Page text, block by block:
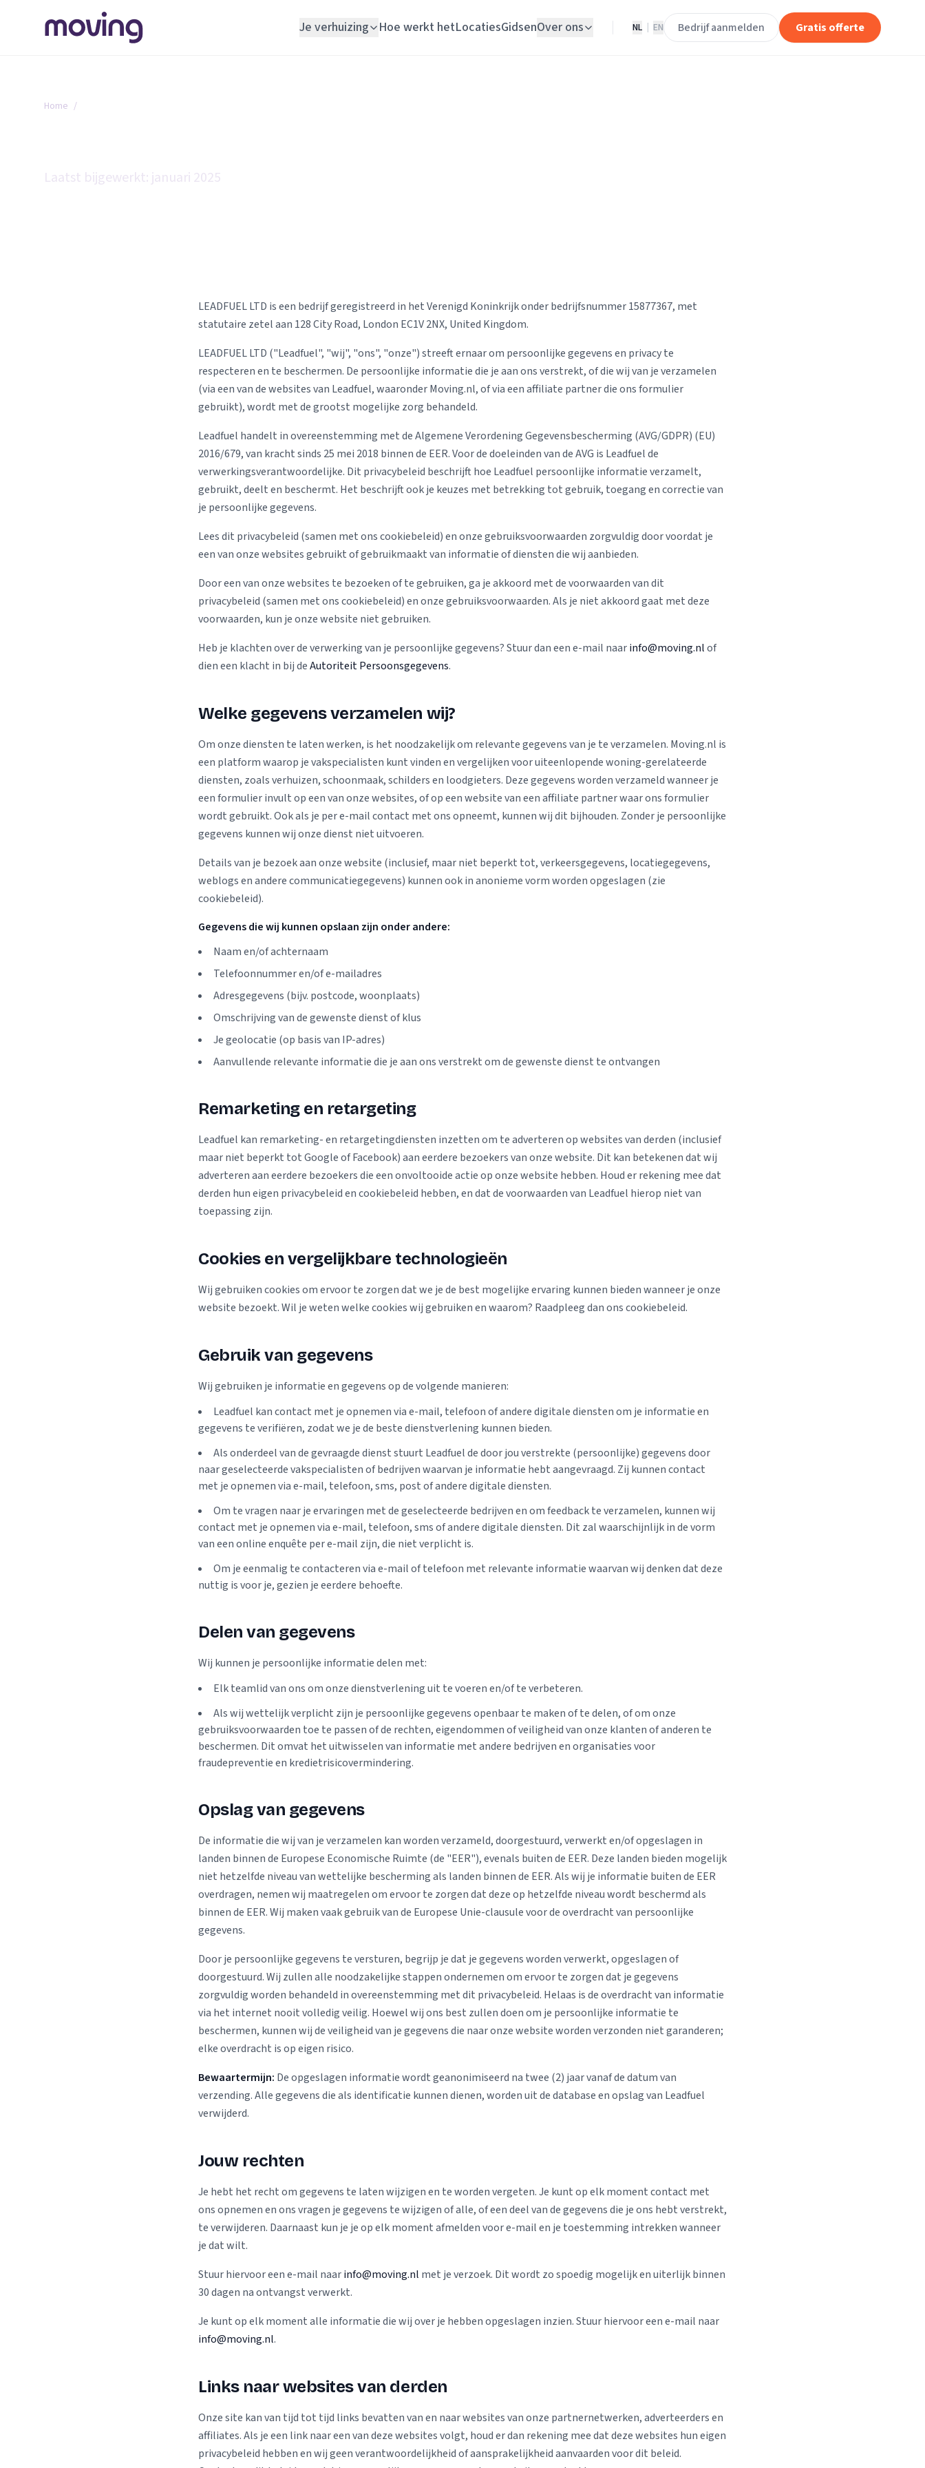
Je verhuizing
Klusjesman
Verhuisplanner
Verhuisvolume berekenen
Hoe werkt hetLocatiesGidsenOver ons NL EN Bedrijf aanmelden Gratis offerte
Home /
Laatst bijgewerkt: januari 2025
LEADFUEL LTD is een bedrijf geregistreerd in het Verenigd Koninkrijk onder bedrijfsnummer 15877367, met
statutaire zetel aan 128 City Road, London EC1V 2NX, United Kingdom.
LEADFUEL LTD ("Leadfuel", "wij", "ons", "onze") streeft ernaar om persoonlijke gegevens en privacy te
respecteren en te beschermen. De persoonlijke informatie die je aan ons verstrekt, of die wij van je verzamelen
(via een van de websites van Leadfuel, waaronder Moving.nl, of via een affiliate partner die ons formulier
gebruikt), wordt met de grootst mogelijke zorg behandeld.
Leadfuel handelt in overeenstemming met de Algemene Verordening Gegevensbescherming (AVG/GDPR) (EU)
2016/679, van kracht sinds 25 mei 2018 binnen de EER. Voor de doeleinden van de AVG is Leadfuel de
verwerkingsverantwoordelijke. Dit privacybeleid beschrijft hoe Leadfuel persoonlijke informatie verzamelt,
gebruikt, deelt en beschermt. Het beschrijft ook je keuzes met betrekking tot gebruik, toegang en correctie van
je persoonlijke gegevens.
Lees dit privacybeleid (samen met ons cookiebeleid) en onze gebruiksvoorwaarden zorgvuldig door voordat je
een van onze websites gebruikt of gebruikmaakt van informatie of diensten die wij aanbieden.
Door een van onze websites te bezoeken of te gebruiken, ga je akkoord met de voorwaarden van dit
privacybeleid (samen met ons cookiebeleid) en onze gebruiksvoorwaarden. Als je niet akkoord gaat met deze
voorwaarden, kun je onze website niet gebruiken.
Heb je klachten over de verwerking van je persoonlijke gegevens? Stuur dan een e-mail naarinfo@moving.nlof
dien een klacht in bij deAutoriteit Persoonsgegevens.
Welke gegevens verzamelen wij?
Om onze diensten te laten werken, is het noodzakelijk om relevante gegevens van je te verzamelen. Moving.nl is
een platform waarop je vakspecialisten kunt vinden en vergelijken voor uiteenlopende woning-gerelateerde
diensten, zoals verhuizen, schoonmaak, schilders en loodgieters. Deze gegevens worden verzameld wanneer je
een formulier invult op een van onze websites, of op een website van een affiliate partner waar ons formulier
wordt gebruikt. Ook als je per e-mail contact met ons opneemt, kunnen wij dit bijhouden. Zonder je persoonlijke
gegevens kunnen wij onze dienst niet uitvoeren.
Details van je bezoek aan onze website (inclusief, maar niet beperkt tot, verkeersgegevens, locatiegegevens,
weblogs en andere communicatiegegevens) kunnen ook in anonieme vorm worden opgeslagen (zie
cookiebeleid).
Gegevens die wij kunnen opslaan zijn onder andere:
Naam en/of achternaam
Telefoonnummer en/of e-mailadres
Adresgegevens (bijv. postcode, woonplaats)
Omschrijving van de gewenste dienst of klus
Je geolocatie (op basis van IP-adres)
Aanvullende relevante informatie die je aan ons verstrekt om de gewenste dienst te ontvangen
Remarketing en retargeting
Leadfuel kan remarketing- en retargetingdiensten inzetten om te adverteren op websites van derden (inclusief
maar niet beperkt tot Google of Facebook) aan eerdere bezoekers van onze website. Dit kan betekenen dat wij
adverteren aan eerdere bezoekers die een onvoltooide actie op onze website hebben. Houd er rekening mee dat
derden hun eigen privacybeleid en cookiebeleid hebben, en dat de voorwaarden van Leadfuel hierop niet van
toepassing zijn.
Cookies en vergelijkbare technologieën
Wij gebruiken cookies om ervoor te zorgen dat we je de best mogelijke ervaring kunnen bieden wanneer je onze
website bezoekt. Wil je weten welke cookies wij gebruiken en waarom? Raadpleeg dan ons cookiebeleid.
Gebruik van gegevens
Wij gebruiken je informatie en gegevens op de volgende manieren:
Leadfuel kan contact met je opnemen via e-mail, telefoon of andere digitale diensten om je informatie en
gegevens te verifiëren, zodat we je de beste dienstverlening kunnen bieden.
Als onderdeel van de gevraagde dienst stuurt Leadfuel de door jou verstrekte (persoonlijke) gegevens door
naar geselecteerde vakspecialisten of bedrijven waarvan je informatie hebt aangevraagd. Zij kunnen contact
met je opnemen via e-mail, telefoon, sms, post of andere digitale diensten.
Om te vragen naar je ervaringen met de geselecteerde bedrijven en om feedback te verzamelen, kunnen wij
contact met je opnemen via e-mail, telefoon, sms of andere digitale diensten. Dit zal waarschijnlijk in de vorm
van een online enquête per e-mail zijn, die niet verplicht is.
Om je eenmalig te contacteren via e-mail of telefoon met relevante informatie waarvan wij denken dat deze
nuttig is voor je, gezien je eerdere behoefte.
Delen van gegevens
Wij kunnen je persoonlijke informatie delen met:
Elk teamlid van ons om onze dienstverlening uit te voeren en/of te verbeteren.
Als wij wettelijk verplicht zijn je persoonlijke gegevens openbaar te maken of te delen, of om onze
gebruiksvoorwaarden toe te passen of de rechten, eigendommen of veiligheid van onze klanten of anderen te
beschermen. Dit omvat het uitwisselen van informatie met andere bedrijven en organisaties voor
fraudepreventie en kredietrisicovermindering.
Opslag van gegevens
De informatie die wij van je verzamelen kan worden verzameld, doorgestuurd, verwerkt en/of opgeslagen in
landen binnen de Europese Economische Ruimte (de "EER"), evenals buiten de EER. Deze landen bieden mogelijk
niet hetzelfde niveau van wettelijke bescherming als landen binnen de EER. Als wij je informatie buiten de EER
overdragen, nemen wij maatregelen om ervoor te zorgen dat deze op hetzelfde niveau wordt beschermd als
binnen de EER. Wij maken vaak gebruik van de Europese Unie-clausule voor de overdracht van persoonlijke
gegevens.
Door je persoonlijke gegevens te versturen, begrijp je dat je gegevens worden verwerkt, opgeslagen of
doorgestuurd. Wij zullen alle noodzakelijke stappen ondernemen om ervoor te zorgen dat je gegevens
zorgvuldig worden behandeld in overeenstemming met dit privacybeleid. Helaas is de overdracht van informatie
via het internet nooit volledig veilig. Hoewel wij ons best zullen doen om je persoonlijke informatie te
beschermen, kunnen wij de veiligheid van je gegevens die naar onze website worden verzonden niet garanderen;
elke overdracht is op eigen risico.
Bewaartermijn: De opgeslagen informatie wordt geanonimiseerd na twee (2) jaar vanaf de datum van
verzending. Alle gegevens die als identificatie kunnen dienen, worden uit de database en opslag van Leadfuel
verwijderd.
Jouw rechten
Je hebt het recht om gegevens te laten wijzigen en te worden vergeten. Je kunt op elk moment contact met
ons opnemen en ons vragen je gegevens te wijzigen of alle, of een deel van de gegevens die je ons hebt verstrekt,
te verwijderen. Daarnaast kun je je op elk moment afmelden voor e-mail en je toestemming intrekken wanneer
je dat wilt.
Stuur hiervoor een e-mail naarinfo@moving.nl met je verzoek. Dit wordt zo spoedig mogelijk en uiterlijk binnen
30 dagen na ontvangst verwerkt.
Je kunt op elk moment alle informatie die wij over je hebben opgeslagen inzien. Stuur hiervoor een e-mail naar
info@moving.nl.
Links naar websites van derden
Onze site kan van tijd tot tijd links bevatten van en naar websites van onze partnernetwerken, adverteerders en
affiliates. Als je een link naar een van deze websites volgt, houd er dan rekening mee dat deze websites hun eigen
privacybeleid hebben en wij geen verantwoordelijkheid of aansprakelijkheid aanvaarden voor dit beleid.